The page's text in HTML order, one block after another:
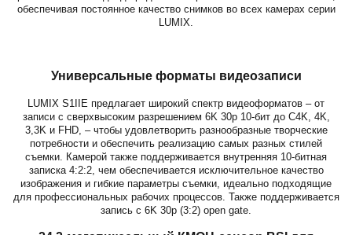
обеспечивая постоянное качество снимков во всех камерах серии
LUMIX.
Универсальные форматы видеозаписи
LUMIX S1IIE предлагает широкий спектр видеоформатов – от
записи с сверхвысоким разрешением 6K 30p 10-бит до C4K, 4K,
3,3K и FHD, – чтобы удовлетворить разнообразные творческие
потребности и обеспечить реализацию самых разных стилей
съемки. Камерой также поддерживается внутренняя 10-битная
записка 4:2:2, чем обеспечивается исключительное качество
изображения и гибкие параметры съемки, идеально подходящие
для профессиональных рабочих процессов. Также поддерживается
запись с 6K 30p (3:2) open gate.